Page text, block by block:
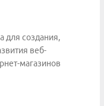
для создания,
веб-
магазинов